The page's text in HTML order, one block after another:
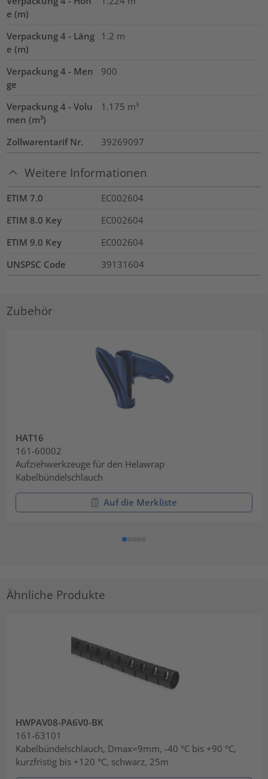
e (m)
Verpackung 4 - Läng
e (m)
1.2 m
Verpackung 4 - Men
ge
900
Verpackung 4 - Volu
men (m³)
1.175 m³
Zollwarentarif Nr. 39269097
Weitere Informationen
ETIM 7.0
EC002604
ETIM 8.0 Key
EC002604
ETIM 9.0 Key
EC002604
UNSPSC Code
39131604
Zubehör
HAT16
161-60002
Aufziehwerkzeuge für den Helawrap
Kabelbündelschlauch
Auf die Merkliste
Ähnliche Produkte
HWPAV08-PA6V0-BK
161-63101
Kabelbündelschlauch, Dmax=9mm, -40 °C bis +90 °C,
kurzfristig bis +120 °C, schwarz, 25m